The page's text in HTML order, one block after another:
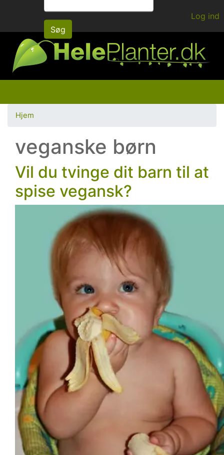
hovedindhold
Søg
Log ind
Hjem
veganske børn
Vil du tvinge dit barn til at
spise vegansk?